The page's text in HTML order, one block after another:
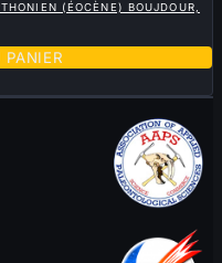
(ÉOCÈNE) BOUJDOUR,